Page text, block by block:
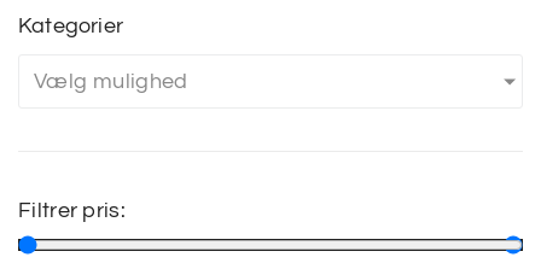
Kategorier
Vælg mulighed
Filtrer pris: